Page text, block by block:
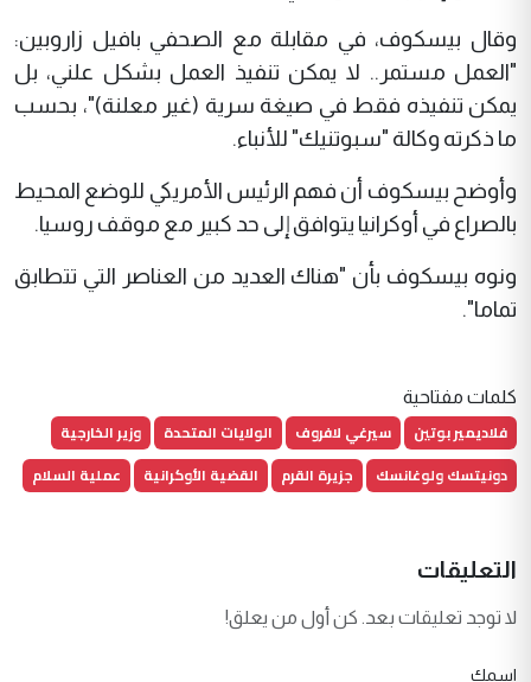
وقال بيسكوف، في مقابلة مع الصحفي بافيل زاروبين:
"العمل مستمر.. لا يمكن تنفيذ العمل بشكل علني، بل
يمكن تنفيذه فقط في صيغة سرية (غير معلنة)"، بحسب
ما ذكرته وكالة "سبوتنيك" للأنباء.
وأوضح بيسكوف أن فهم الرئيس الأمريكي للوضع المحيط
بالصراع في أوكرانيا يتوافق إلى حد كبير مع موقف روسيا.
ونوه بيسكوف بأن "هناك العديد من العناصر التي تتطابق
تماما".
كلمات مفتاحية
فلاديمير بوتين سيرغي لافروف الولايات المتحدة
وزير الخارجية
دونيتسك ولوغانسك
جزيرة القرم القضية الأوكرانية عملية السلام
التعليقات
لا توجد تعليقات بعد. كن أول من يعلق!
اسمك